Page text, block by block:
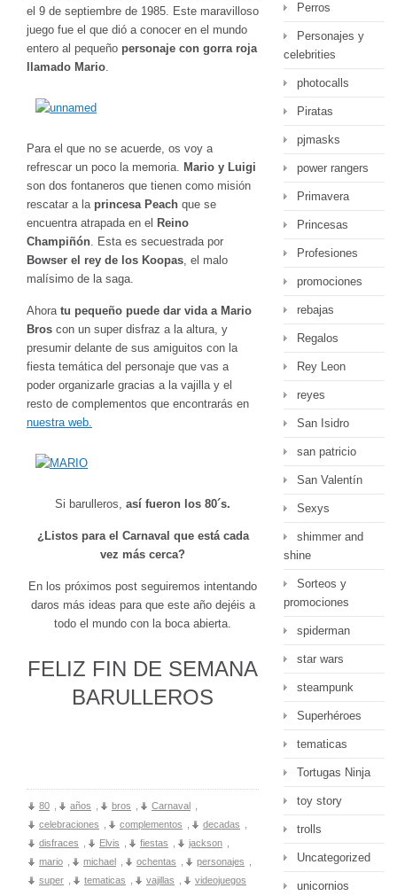
el 9 de septiembre de 1985. Este maravilloso
juego fue el que dió a conocer en el mundo
entero al pequeño personaje con gorra roja
llamado Mario.
Para el que no se acuerde, os voy a
refrescar un poco la memoria. Mario y Luigi
son dos fontaneros que tienen como misión
rescatar a la princesa Peach que se
encuentra atrapada en el Reino
Champiñón. Esta es secuestrada por
Bowser el rey de los Koopas, el malo
malísimo de la saga.
Ahoratu pequeño puede dar vida a Mario
Bros con un super disfraz a la altura, y
presumir delante de sus amiguitos con la
fiesta temática del personaje que vas a
poder organizarle gracias a la vajilla y el
resto de complementos que encontrarás en
nuestra web.
Si barulleros, así fueron los 80´s.
¿Listos para el Carnaval que está cada
vez más cerca?
En los próximos post seguiremos intentando
daros más ideas para que este año dejéis a
todo el mundo con la boca abierta.
FELIZ FIN DE SEMANA
BARULLEROS
80 años bros Carnaval
celebraciones
complementos decadas
disfraces
Elvis fiestas jackson
mario
michael ochentas personajes
super
tematicas vajillas videojuegos
Perros
Personajes y
celebrities
photocalls
Piratas
pjmasks
power rangers
Primavera
Princesas
Profesiones
promociones
rebajas
Regalos
Rey Leon
reyes
San Isidro
san patricio
San Valentín
Sexys
shimmer and
shine
Sorteos y
promociones
spiderman
star wars
steampunk
Superhéroes
tematicas
Tortugas Ninja
toy story
trolls
Uncategorized
unicornios